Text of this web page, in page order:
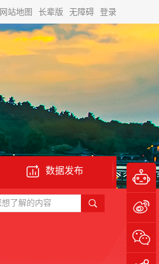
网站地图 长辈版 无障碍 登录
数据发布